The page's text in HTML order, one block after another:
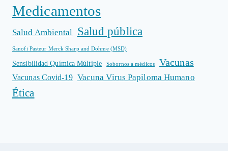
Medicamentos
Salud Ambiental Salud pública
Sanofi Pasteur Merck Sharp and Dohme (MSD)
Sensibilidad Química Múltiple Sobornos a médicos Vacunas
Vacunas Covid-19 Vacuna Virus Papiloma Humano
Ética